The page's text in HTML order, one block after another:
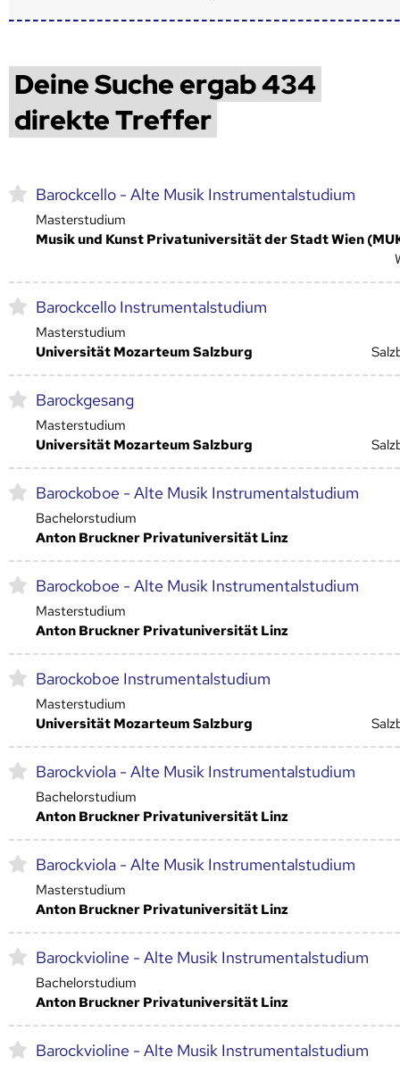
Deine Suche ergab 434
direkte Treffer
Barockcello - Alte Musik Instrumentalstudium
Masterstudium
Musik und Kunst Privatuniversität der Stadt Wien
Barockcello Instrumentalstudium
Masterstudium
Universität Mozarteum Salzburg
Barockgesang
Masterstudium
Universität Mozarteum Salzburg
Barockoboe - Alte Musik Instrumentalstudium
Bachelorstudium
Anton Bruckner Privatuniversität Linz
Barockoboe - Alte Musik Instrumentalstudium
Masterstudium
Anton Bruckner Privatuniversität Linz
Barockoboe Instrumentalstudium
Masterstudium
Universität Mozarteum Salzburg
Barockviola - Alte Musik Instrumentalstudium
Bachelorstudium
Anton Bruckner Privatuniversität Linz
Barockviola - Alte Musik Instrumentalstudium
Masterstudium
Anton Bruckner Privatuniversität Linz
Barockvioline - Alte Musik Instrumentalstudium
Bachelorstudium
Anton Bruckner Privatuniversität Linz
Barockvioline - Alte Musik Instrumentalstudium